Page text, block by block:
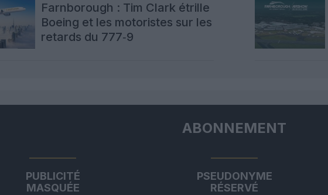
Farnborough : Tim Clark étrille
Boeing et les motoristes sur les
retards du 777‑9
ABONNEMENT
PUBLICITÉ
MASQUÉE
PSEUDONYME
RÉSERVÉ